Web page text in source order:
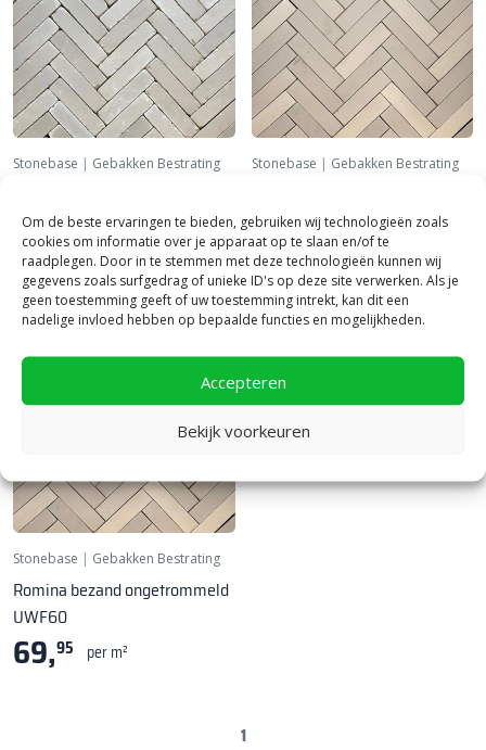
Om de beste ervaringen te bieden, gebruiken wij technologieën zoals
cookies om informatie over je apparaat op te slaan en/of te
raadplegen. Door in te stemmen met deze technologieën kunnen wij
gegevens zoals surfgedrag of unieke ID's op deze site verwerken. Als je
geen toestemming geeft of uw toestemming intrekt, kan dit een
nadelige invloed hebben op bepaalde functies en mogelijkheden.
Accepteren
Bekijk voorkeuren
Stonebase | Gebakken Bestrating
UWF60
78,95 per m²
Stonebase | Gebakken Bestrating
UDF60
69,95 per m²
Stonebase | Gebakken Bestrating
Romina bezand ongetrommeld
UWF60
69,95 per m²
1